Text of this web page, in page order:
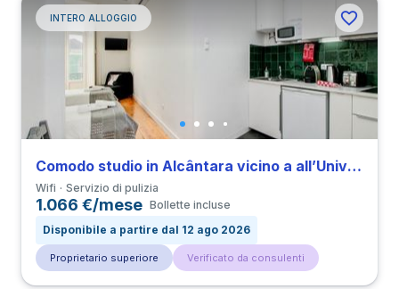
INTERO ALLOGGIO
Comodo studio in Alcântara vicino a all’Università NOVA
Wifi Servizio di pulizia
1.066 €/mese Bollette incluse
Disponibile a partire dal 12 ago 2026
Proprietario superiore Verificato da consulenti